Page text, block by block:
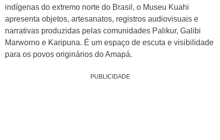
indígenas do extremo norte do Brasil, o Museu Kuahi
apresenta objetos, artesanatos, registros audiovisuais e
narrativas produzidas pelas comunidades Palikur, Galibi
Marworno e Karipuna. É um espaço de escuta e visibilidade
para os povos originários do Amapá.
PUBLICIDADE